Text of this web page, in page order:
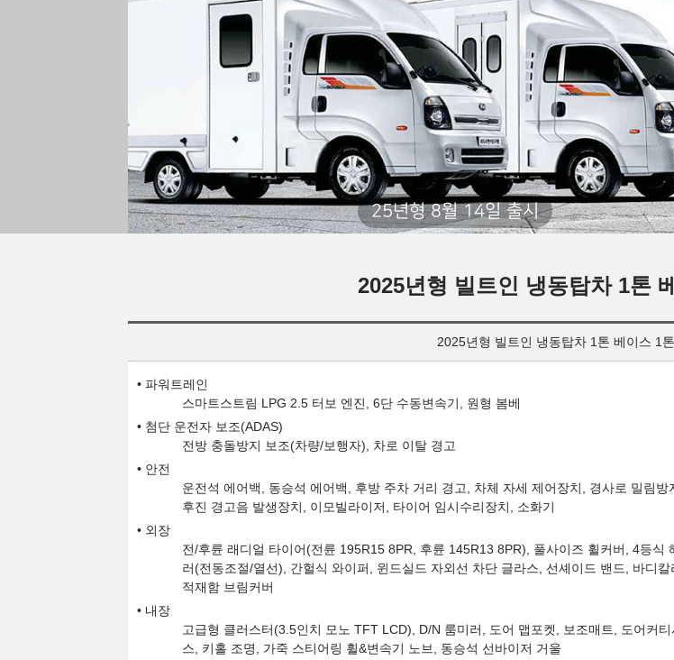
25년형 8월 14일 출시
2025년형 빌트인 냉동탑차 1톤
2025년형 빌트인 냉동탑차 1톤 베이스 1
파워트레인
스마트스트림 LPG 2.5 터보 엔진, 6단 수동변속기, 원형 봄베
첨단 운전자 보조(ADAS)
전방 충돌방지 보조(차량/보행자), 차로 이탈 경고
안전
운전석 에어백, 동승석 에어백, 후방 주차 거리 경고, 차체 자세 제어장치, 경사로 밀림
후진 경고음 발생장치, 이모빌라이저, 타이어 임시수리장치, 소화기
외장
전/후륜 래디얼 타이어(전륜 195R15 8PR, 후륜 145R13 8PR), 풀사이즈 휠커버, 4등
러(전동조절/열선), 간헐식 와이퍼, 윈드실드 자외선 차단 글라스, 선셰이드 밴드, 바디
적재함 브림커버
내장
고급형 클러스터(3.5인치 모노 TFT LCD), D/N 룸미러, 도어 맵포켓, 보조매트, 도어커
스, 키홀 조명, 가죽 스티어링 휠&변속기 노브, 동승석 선바이저 거울